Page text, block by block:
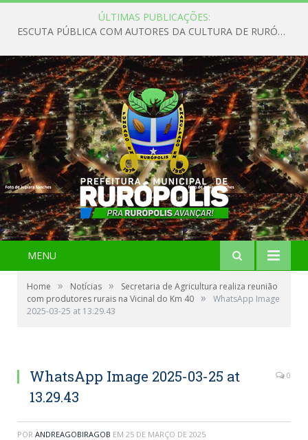
ÚLTIMAS PUBLICAÇÕES:
ESCUTA PÚBLICA COM AUTORES DA CULTURA DE RURÓPOLIS
MENU
Home » Notícias »
Secretaria de Agricultura realiza reunião
com produtores rurais na Vicinal do Km 40 »
WhatsApp Image
2025-03-25 at 13.29.43
WhatsApp Image 2025-03-25 at
13.29.43
0
POR ANDREAGOBIRAGOB EM 25 DE MARÇO DE 2025